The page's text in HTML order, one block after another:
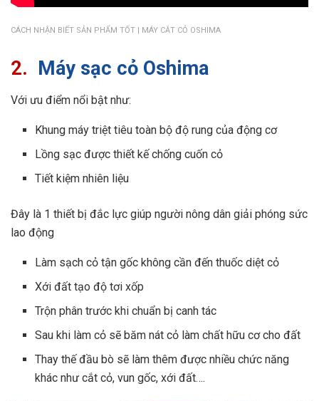
CÁCH NHẬN BIẾT SẢN PHẨM TỐT | MÁY CẮT CỎ OSHIMA
2. Máy sạc cỏ Oshima
Với ưu điểm nổi bật như:
Khung máy triệt tiêu toàn bộ độ rung của động cơ
Lồng sạc được thiết kế chống cuốn cỏ
Tiết kiệm nhiên liệu
Đây là 1 thiết bị đắc lực giúp người nông dân giải phóng sức
lao động
Làm sạch cỏ tận gốc không cần đến thuốc diệt cỏ
Xới đất tạo độ tơi xốp
Trộn phân trước khi chuẩn bị canh tác
Sau khi làm cỏ sẽ băm nát cỏ làm chất hữu cơ cho đất
Thay thế đầu bò sẽ làm thêm được nhiều chức năng
khác như cắt cỏ, vun gốc, xới đất….